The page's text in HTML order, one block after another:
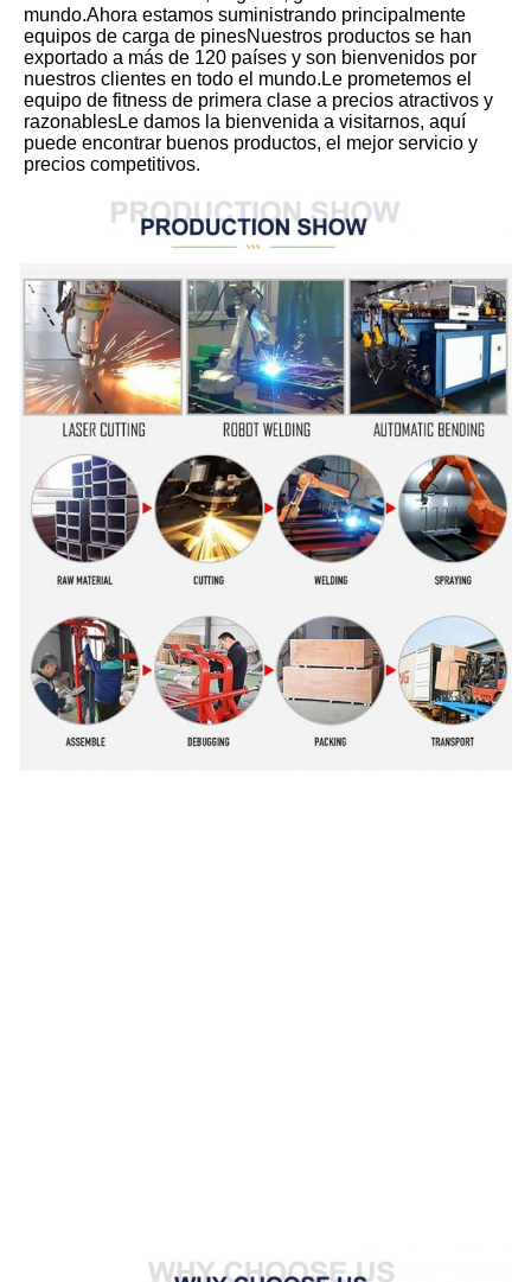
mundo.Ahora estamos suministrando principalmente
equipos de carga de pinesNuestros productos se han
exportado a más de 120 países y son bienvenidos por
nuestros clientes en todo el mundo.Le prometemos el
equipo de fitness de primera clase a precios atractivos y
razonablesLe damos la bienvenida a visitarnos, aquí
puede encontrar buenos productos, el mejor servicio y
precios competitivos.